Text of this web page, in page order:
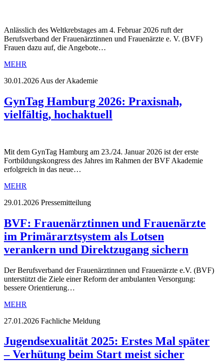
Anlässlich des Weltkrebstages am 4. Februar 2026 ruft der
Berufsverband der Frauenärztinnen und Frauenärzte e. V. (BVF)
Frauen dazu auf, die Angebote…
MEHR
30.01.2026 Aus der Akademie
GynTag Hamburg 2026: Praxisnah,
vielfältig, hochaktuell
Mit dem GynTag Hamburg am 23./24. Januar 2026 ist der erste
Fortbildungskongress des Jahres im Rahmen der BVF Akademie
erfolgreich in das neue…
MEHR
29.01.2026 Pressemitteilung
BVF: Frauenärztinnen und Frauenärzte
im Primärarztsystem als Lotsen
verankern und Direktzugang sichern
Der Berufsverband der Frauenärztinnen und Frauenärzte e.V. (BVF)
unterstützt die Ziele einer Reform der ambulanten Versorgung:
bessere Orientierung…
MEHR
27.01.2026 Fachliche Meldung
Jugendsexualität 2025: Erstes Mal später
– Verhütung beim Start meist sicher